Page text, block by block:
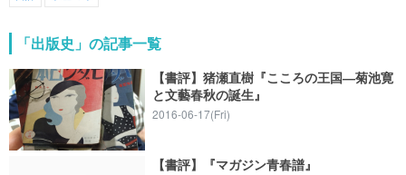
「出版史」の記事一覧
【書評】猪瀬直樹『こころの王国―菊池寛
と文藝春秋の誕生』
2016-06-17(Fri)
【書評】『マガジン青春譜』